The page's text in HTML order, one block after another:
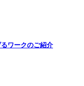
ワークのご紹介